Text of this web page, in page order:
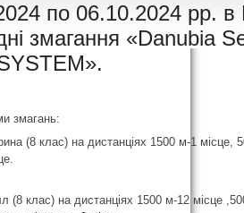
по 06.10.2024 рр. в
змагання «Danubia
змагань:
(8 клас) на дистанціях 1500 м-1 місце,
(8 клас) на дистанціях 1500 м-12 місце